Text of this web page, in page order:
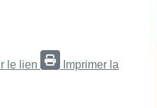
le lien
Imprimer la